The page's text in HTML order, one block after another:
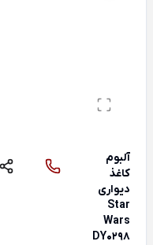
آلبوم
کاغذ
دیواری
Star
Wars
DY0298